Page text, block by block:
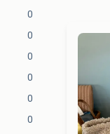
0
0
0
0
0
0